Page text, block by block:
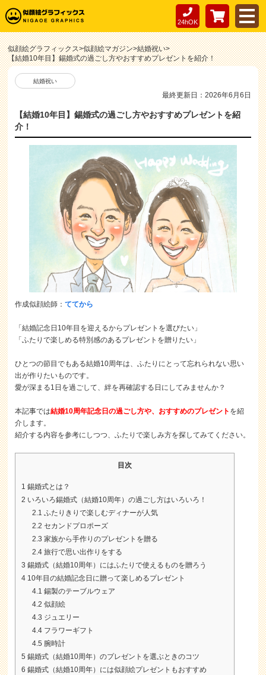
24hOK
似顔絵グラフィックス>似顔絵マガジン>結婚祝い>
【結婚10年目】錫婚式の過ごし方やおすすめプレゼントを紹介！
結婚祝い
最終更新日：2026年6月6日
【結婚10年目】錫婚式の過ごし方やおすすめプレゼントを紹
介！
作成似顔絵師：ててから
「結婚記念日10年目を迎えるからプレゼントを選びたい」
「ふたりで楽しめる特別感のあるプレゼントを贈りたい」
ひとつの節目でもある結婚10周年は、ふたりにとって忘れられない思い
出が作りたいものです。
愛が深まる1日を過ごして、絆を再確認する日にしてみませんか？
本記事では結婚10周年記念日の過ごし方や、おすすめのプレゼント を紹
介します。
紹介する内容を参考にしつつ、ふたりで楽しみ方を探してみてください。
目次
1 錫婚式とは？
2 いろいろ錫婚式（結婚10周年）の過ごし方はいろいろ！
2.1 ふたりきりで楽しむディナーが人気
2.2 セカンドプロポーズ
2.3 家族から手作りのプレゼントを贈る
2.4 旅行で思い出作りをする
3 錫婚式（結婚10周年）にはふたりで使えるものを贈ろう
4 10年目の結婚記念日に贈って楽しめるプレゼント
4.1 錫製のテーブルウェア
4.2 似顔絵
4.3 ジュエリー
4.4 フラワーギフト
4.5 腕時計
5 錫婚式（結婚10周年）のプレゼントを選ぶときのコツ
6 錫婚式（結婚10周年）には似顔絵プレゼントもおすすめ